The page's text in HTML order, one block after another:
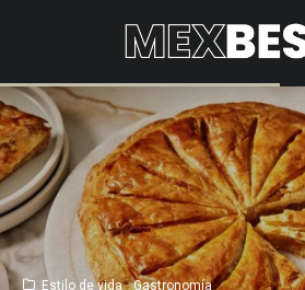
Estilo de vida Gastronomía